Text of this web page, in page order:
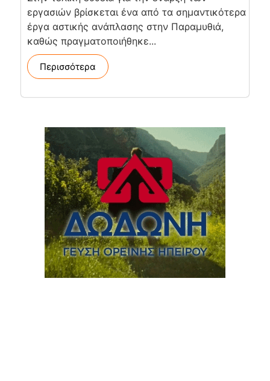
εργασιών βρίσκεται ένα από τα σημαντικότερα
έργα αστικής ανάπλασης στην Παραμυθιά,
καθώς πραγματοποιήθηκε...
Περισσότερα